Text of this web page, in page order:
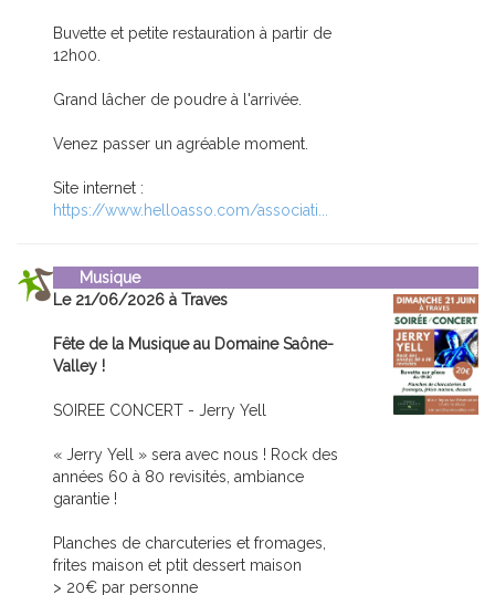
Buvette et petite restauration à partir de
12h00.
Grand lâcher de poudre à l'arrivée.
Venez passer un agréable moment.
Site internet :
https://www.helloasso.com/associati...
Musique
Le 21/06/2026 à Traves
Fête de la Musique au Domaine Saône-
Valley !
SOIREE CONCERT - Jerry Yell
« Jerry Yell » sera avec nous ! Rock des
années 60 à 80 revisités, ambiance
garantie !
Planches de charcuteries et fromages,
frites maison et ptit dessert maison
> 20€ par personne